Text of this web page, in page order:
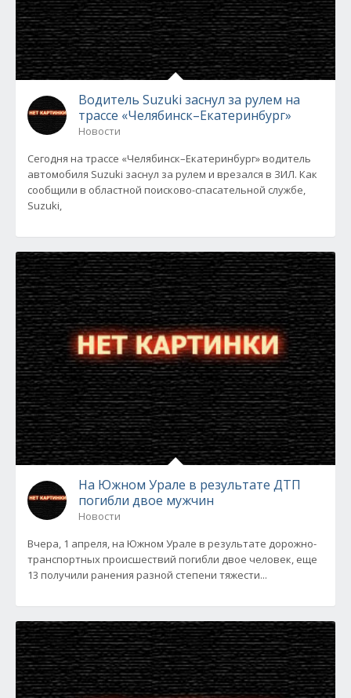
Водитель Suzuki заснул за рулем на
трассе «Челябинск–Екатеринбург»
Новости
Сегодня на трассе «Челябинск–Екатеринбург» водитель
автомобиля Suzuki заснул за рулем и врезался в ЗИЛ. Как
сообщили в областной поисково-спасательной службе,
Suzuki,
На Южном Урале в результате ДТП
погибли двое мужчин
Новости
Вчера, 1 апреля, на Южном Урале в результате дорожно-
транспортных происшествий погибли двое человек, еще
13 получили ранения разной степени тяжести...